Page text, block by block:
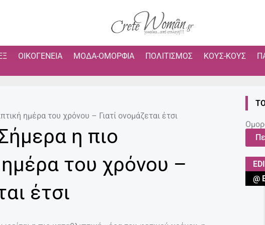
ΟΙΚΟΓΈΝΕΙΑ ΜΌΔΑ-ΟΜΟΡΦΙΆ ΠΟΛΙΤΙΣΜΌΣ ΚΟΥΣ-ΚΟΥΣ
ημέρα του χρόνου – Γιατί ονομάζεται έτσι
η πιο
του χρόνου –
έτσι
@